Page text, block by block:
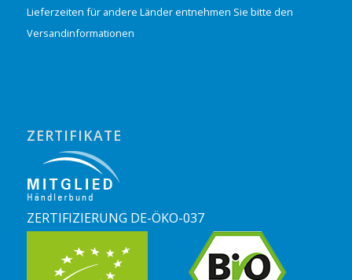
Lieferzeiten für andere Länder entnehmen Sie bitte den
Versandinformationen
ZERTIFIKATE
ZERTIFIZIERUNG DE-ÖKO-037